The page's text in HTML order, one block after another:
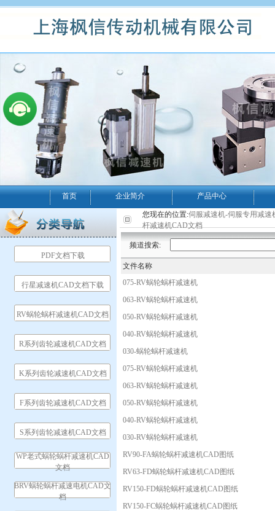
首页 企业简介 产品中心
PDF文档下载
行星减速机CAD文档下载
RV蜗轮蜗杆减速机CAD文档
R系列齿轮减速机CAD文档
K系列齿轮减速机CAD文档
F系列齿轮减速机CAD文档
S系列齿轮减速机CAD文档
WP老式蜗轮蜗杆减速机CAD
文档
BRV蜗轮蜗杆减速电机CAD文
档
您现在的位置:伺服减速机-伺服专用减
杆减速机CAD文档
频道搜索:
文件名称
075-RV蜗轮蜗杆减速机
063-RV蜗轮蜗杆减速机
050-RV蜗轮蜗杆减速机
040-RV蜗轮蜗杆减速机
030-蜗轮蜗杆减速机
075-RV蜗轮蜗杆减速机
063-RV蜗轮蜗杆减速机
050-RV蜗轮蜗杆减速机
040-RV蜗轮蜗杆减速机
030-RV蜗轮蜗杆减速机
RV90-FA蜗轮蜗杆减速机CAD图纸
RV63-FD蜗轮蜗杆减速机CAD图纸
RV150-FD蜗轮蜗杆减速机CAD图纸
RV150-FC蜗轮蜗杆减速机CAD图纸